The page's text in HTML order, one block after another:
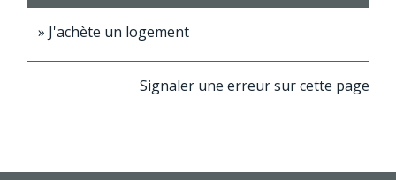
J'achète un logement
Signaler une erreur sur cette page